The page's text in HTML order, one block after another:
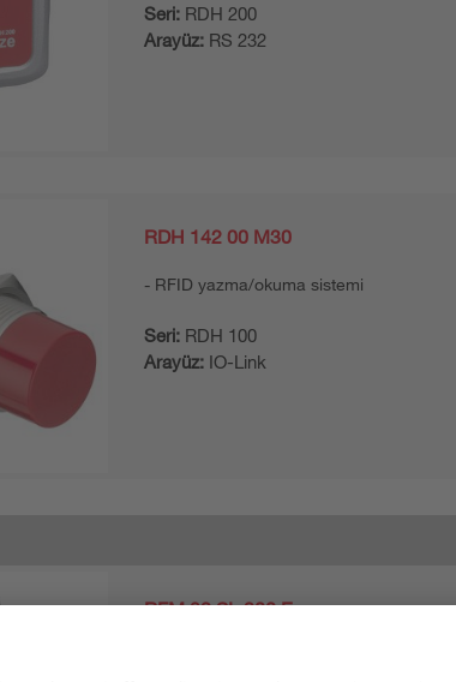
Seri: RDH 200
Arayüz: RS 232
RDH 142 00 M30
RFID yazma/okuma sistemi
Seri: RDH 100
Arayüz: IO-Link
RFM 32 SL 200 Ex-n